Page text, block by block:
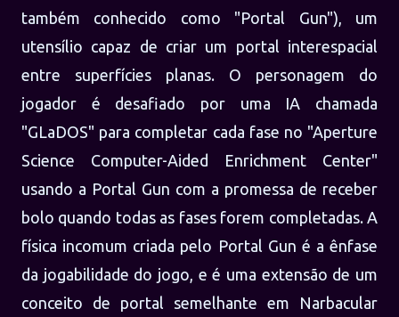
também conhecido como "Portal Gun"), um
utensílio capaz de criar um portal interespacial
entre superfícies planas. O personagem do
jogador é desafiado por uma IA chamada
"GLaDOS" para completar cada fase no "Aperture
Science Computer-Aided Enrichment Center"
usando a Portal Gun com a promessa de receber
bolo quando todas as fases forem completadas. A
física incomum criada pelo Portal Gun é a ênfase
da jogabilidade do jogo, e é uma extensão de um
conceito de portal semelhante em Narbacular